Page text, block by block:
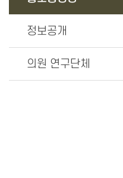
정보공개
의원 연구단체